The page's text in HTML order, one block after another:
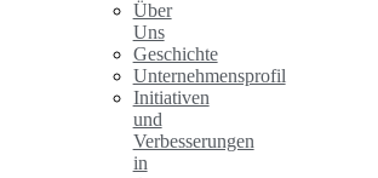
Über
Uns
Geschichte
Unternehmensprofil
Initiativen
und
Verbesserungen
in